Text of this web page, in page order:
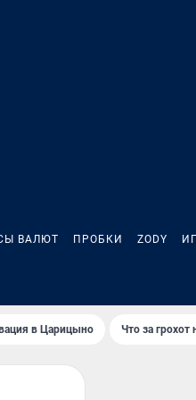
ВАЛЮТ ПРОБКИ ZODY
в Царицыно Что за